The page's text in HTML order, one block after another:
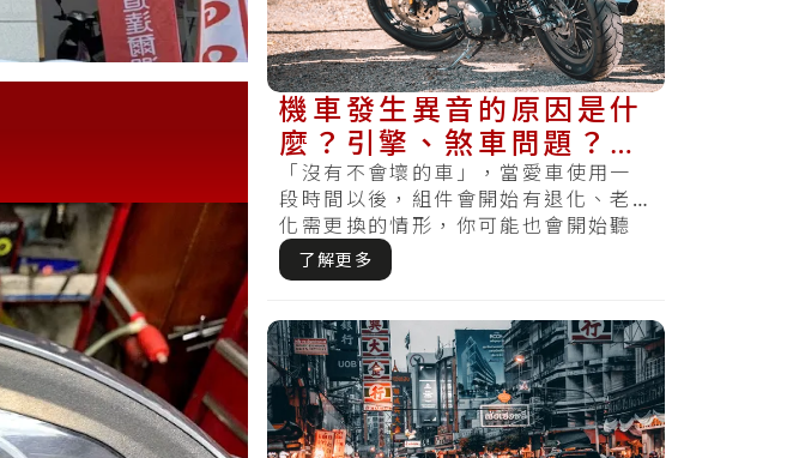
機車發生異音的原因是什
麼？引擎、煞車問題？更
完整的維修處理方式......
「沒有不會壞的車」，當愛車使用一
段時間以後，組件會開始有退化、老
化需更換的情形，你可能也會開始聽
到機車發出異音。這時候弄清楚車輛
的異音就相當重要，機車異音有百百
斷有哪些配件可能損壞，損壞的....
了解更多